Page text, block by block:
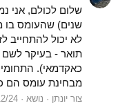
שנים) שהעומס בו
לא יכול להתחייב
תואר - בעיקר
כאקדמאי).
מבחינת עומס הם
צור יונתן נושא 24